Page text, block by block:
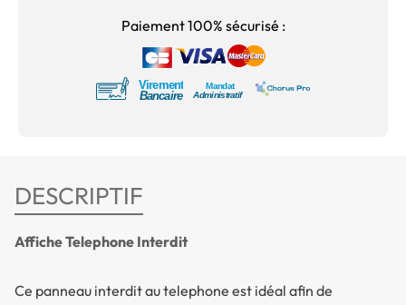
Paiement 100% sécurisé :
DESCRIPTIF
Affiche Telephone Interdit
Ce panneau interdit au telephone est idéal afin de